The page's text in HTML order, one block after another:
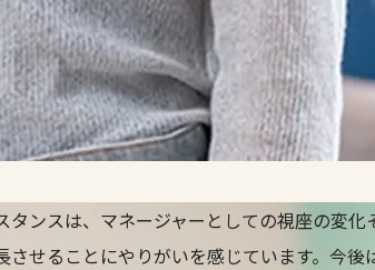
りに挑戦していきたい
ンスは、マネージャーとしての視座の変
せることにやりがいを感じています。今後